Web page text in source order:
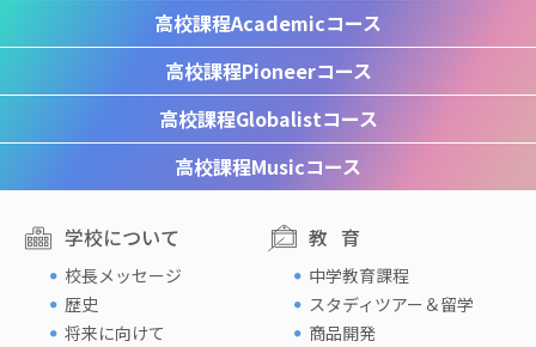
高校課程Academicコース
高校課程Pioneerコース
高校課程Globalistコース
高校課程Musicコース
学校について
校長メッセージ
歴史
将来に向けて
教育
中学教育課程
スタディツアー＆留学
商品開発